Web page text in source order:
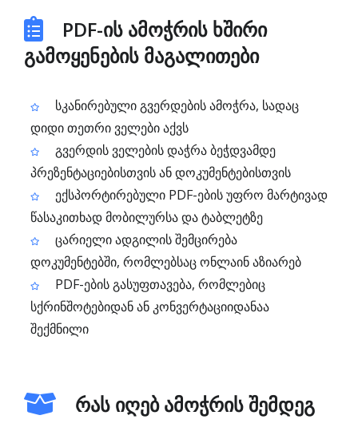
PDF-ის ამოჭრის ხშირი
გამოყენების მაგალითები
სკანირებული გვერდების ამოჭრა, სადაც
დიდი თეთრი ველები აქვს
გვერდის ველების დაჭრა ბეჭდვამდე
პრეზენტაციებისთვის ან დოკუმენტებისთვის
ექსპორტირებული PDF-ების უფრო მარტივად
წასაკითხად მობილურსა და ტაბლეტზე
ცარიელი ადგილის შემცირება
დოკუმენტებში, რომლებსაც ონლაინ აზიარებ
PDF-ების გასუფთავება, რომლებიც
სქრინშოტებიდან ან კონვერტაციიდანაა
შექმნილი
რას იღებ ამოჭრის შემდეგ